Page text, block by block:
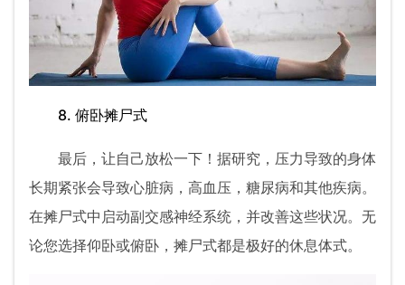
8. 俯卧摊尸式
最后，让自己放松一下！据研究，压力导致的身体
长期紧张会导致心脏病，高血压，糖尿病和其他疾病。
在摊尸式中启动副交感神经系统，并改善这些状况。无
论您选择仰卧或俯卧，摊尸式都是极好的休息体式。